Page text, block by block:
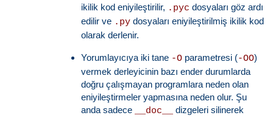
ikilik kod eniyileştirilir, .pyc dosyaları göz ardı
edilir ve .py dosyaları eniyileştirilmiş ikilik kod
olarak derlenir.
Yorumlayıcıya iki tane -O parametresi (-OO)
vermek derleyicinin bazı ender durumlarda
doğru çalışmayan programlara neden olan
eniyileştirmeler yapmasına neden olur. Şu
anda sadece
__doc__
dizgeleri silinerek